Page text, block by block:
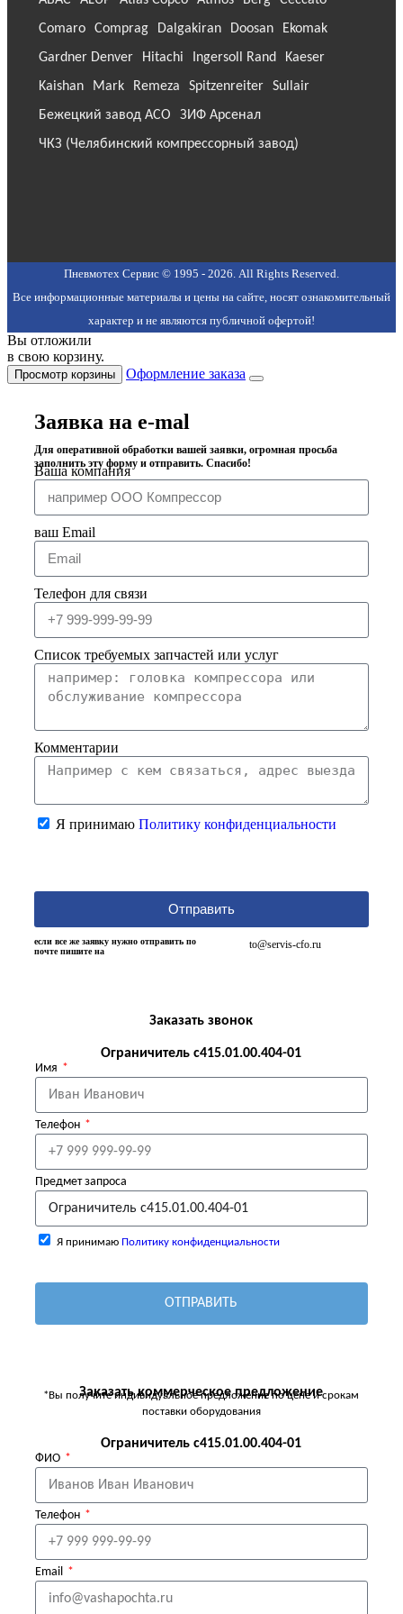
Comaro
Comprag Dalgakiran Doosan
Ekomak
Gardner Denver
Hitachi Ingersoll Rand
Kaeser
Kaishan
Mark Remeza Spitzenreiter
Sullair
Бежецкий завод АСО
ЗИФ Арсенал
ЧКЗ (Челябинский компрессорный завод)
Пневмотех Сервис © 1995 - 2026. All Rights Reserved.
Все информационные материалы и цены на сайте, носят ознакомительный
характер и не являются публичной офертой!
Вы отложили
в свою корзину.
Просмотр корзины Оформление заказа
Заявка на e-mal
Для оперативной обработки вашей заявки, огромная просьба
заполнить эту форму и отправить. Спасибо!
Ваша компания
ваш Email
Телефон для связи
Список требуемых запчастей или услуг
Комментарии
Я принимаю Политику конфиденциальности
Отправить
если все же заявку нужно отправить по
почте пишите на
to@servis-cfo.ru
Заказать звонок
Ограничитель с415.01.00.404-01
Имя
Телефон
Предмет запроса
Я принимаю Политику конфиденциальности
ОТПРАВИТЬ
Заказать коммерческое предложение
*Вы получите индивидуальное предложение по цене и срокам
поставки оборудования
Ограничитель с415.01.00.404-01
ФИО
Телефон
Email